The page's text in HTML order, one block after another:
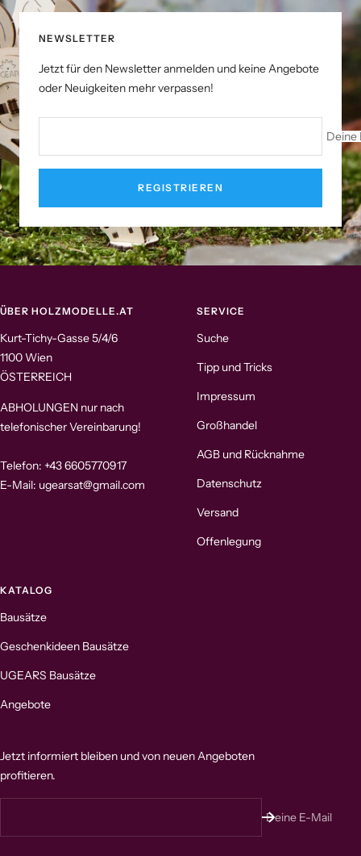
NEWSLETTER
Jetzt für den Newsletter anmelden und keine Angebote
oder Neuigkeiten mehr verpassen!
Deine
REGISTRIEREN
ÜBER HOLZMODELLE.AT
Kurt-Tichy-Gasse 5/4/6
1100 Wien
ÖSTERREICH
ABHOLUNGEN nur nach
telefonischer Vereinbarung!
Telefon: +43 6605770917
E-Mail: ugearsat@gmail.com
SERVICE
Suche
Tipp und Tricks
Impressum
Großhandel
AGB und Rücknahme
Datenschutz
Versand
Offenlegung
KATALOG
Bausätze
Geschenkideen Bausätze
UGEARS Bausätze
Angebote
Jetzt informiert bleiben und von neuen Angeboten
profitieren.
Deine E-Mail